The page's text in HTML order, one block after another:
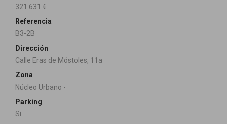
321.631 €
Referencia
B3-2B
Dirección
Calle Eras de Móstoles, 11a
Zona
Núcleo Urbano -
Parking
Si